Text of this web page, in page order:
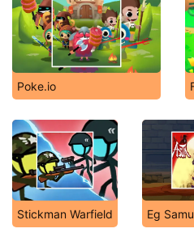
Poke.io
Stickman Warfield Eg